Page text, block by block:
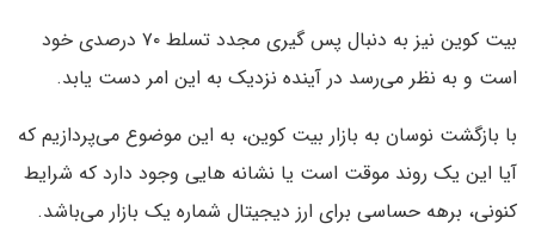
بیت کوین نیز به دنبال پس گیری مجدد تسلط ۷۰ درصدی خود
است و به نظر می‌رسد در آینده نزدیک به این امر دست یابد.
با بازگشت نوسان به بازار بیت کوین، به این موضوع می‌پردازیم که
آیا این یک روند موقت است یا نشانه هایی وجود دارد که شرایط
کنونی، برهه حساسی برای ارز دیجیتال شماره یک بازار می‌باشد.